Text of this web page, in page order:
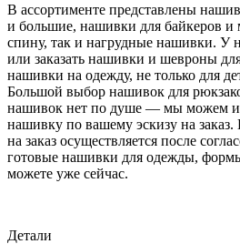
В ассортименте представлены
и большие, нашивки для байкеров и
спину, так и нагрудные нашивки. У
или заказать нашивки и шевроны
нашивки на одежду, не только для
Большой выбор нашивок для
нашивок нет по душе — мы можем
нашивку по вашему эскизу на
на заказ осуществляется после
готовые нашивки для одежды,
можете уже сейчас.
Детали